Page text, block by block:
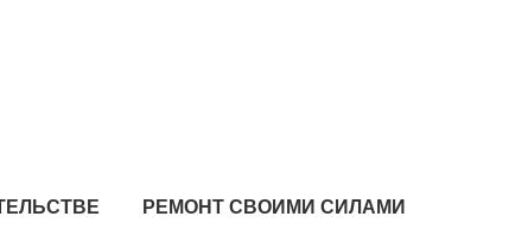
РЕМОНТ СВОИМИ СИЛАМИ